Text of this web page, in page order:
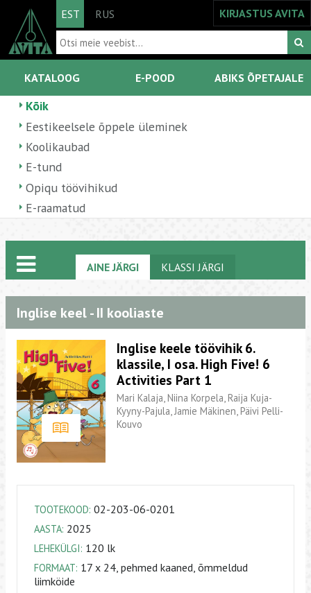
EST RUS KIRJASTUS AVITA
KATALOOG E-POOD ABIKS ÕPETAJALE
Kõik
Eestikeelsele õppele üleminek
Koolikaubad
E-tund
Opiqu töövihikud
E-raamatud
AINE JÄRGI KLASSI JÄRGI
Inglise keel - II kooliaste
Inglise keele töövihik 6.
klassile, I osa. High Five! 6
Activities Part 1
Mari Kalaja, Niina Korpela, Raija Kuja-
Kyyny-Pajula, Jamie Mäkinen, Päivi Pelli-
Kouvo
TOOTEKOOD: 02-203-06-0201
AASTA: 2025
LEHEKÜLGI: 120 lk
FORMAAT: 17 x 24, pehmed kaaned, õmmeldud
liimköide